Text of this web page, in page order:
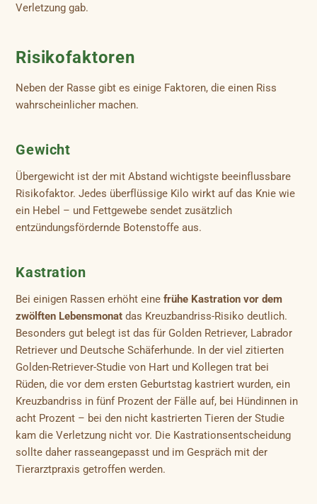
Verletzung gab.
Risikofaktoren
Neben der Rasse gibt es einige Faktoren, die einen Riss
wahrscheinlicher machen.
Gewicht
Übergewicht ist der mit Abstand wichtigste beeinflussbare
Risikofaktor. Jedes überflüssige Kilo wirkt auf das Knie wie
ein Hebel – und Fettgewebe sendet zusätzlich
entzündungsfördernde Botenstoffe aus.
Kastration
Bei einigen Rassen erhöht einefrühe Kastration vor dem
zwölften Lebensmonat das Kreuzbandriss-Risiko deutlich.
Besonders gut belegt ist das für Golden Retriever, Labrador
Retriever und Deutsche Schäferhunde. In der viel zitierten
Golden-Retriever-Studie von Hart und Kollegen trat bei
Rüden, die vor dem ersten Geburtstag kastriert wurden, ein
Kreuzbandriss in fünf Prozent der Fälle auf, bei Hündinnen in
acht Prozent – bei den nicht kastrierten Tieren der Studie
kam die Verletzung nicht vor. Die Kastrationsentscheidung
sollte daher rasseangepasst und im Gespräch mit der
Tierarztpraxis getroffen werden.